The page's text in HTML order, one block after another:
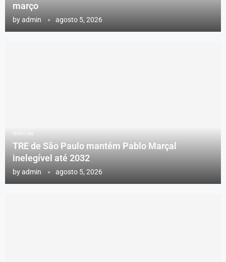
março
byadmin agosto 5, 2026
Notícias
TRE de São Paulo mantém Pablo Marçal
inelegível até 2032
byadmin agosto 5, 2026